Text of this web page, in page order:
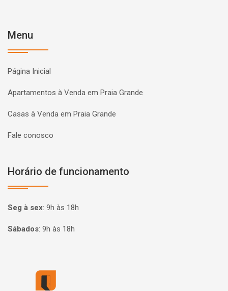
Menu
Página Inicial
Apartamentos à Venda em Praia Grande
Casas à Venda em Praia Grande
Fale conosco
Horário de funcionamento
Seg à sex: 9h às 18h
Sábados: 9h às 18h